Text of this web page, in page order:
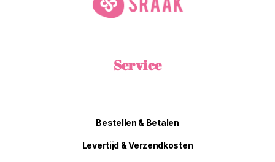
Service
Bestellen & Betalen
Levertijd & Verzendkosten